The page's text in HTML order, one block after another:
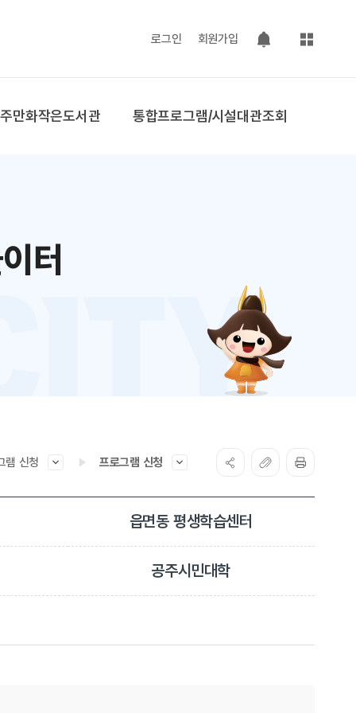
로그인 회원가입
팝업 열기
사이트맵
만화작은도서관 통합프로그램/시설대관조회
터
램 신청 프로그램 신청
읍면동 평생학습센터
공주시민대학